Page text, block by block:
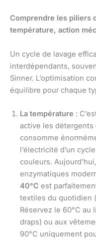
Comprendre les piliers
température, action
Un cycle de lavage
interdépendants,
Sinner. L’optimisation
équilibre pour chaque
La température :
active les détergents
consomme
l’électricité d’un
couleurs.
enzymatiques
40°C est
textiles du quotidien
Réservez le 60°C au
draps) ou aux
90°C uniquement